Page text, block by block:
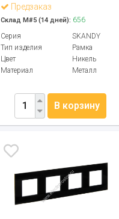
Предзаказ
Склад М#5 (14 дней): 656
Серия
SKANDY
Тип изделия
Рамка
Цвет
Никель
Материал
Металл
В корзину